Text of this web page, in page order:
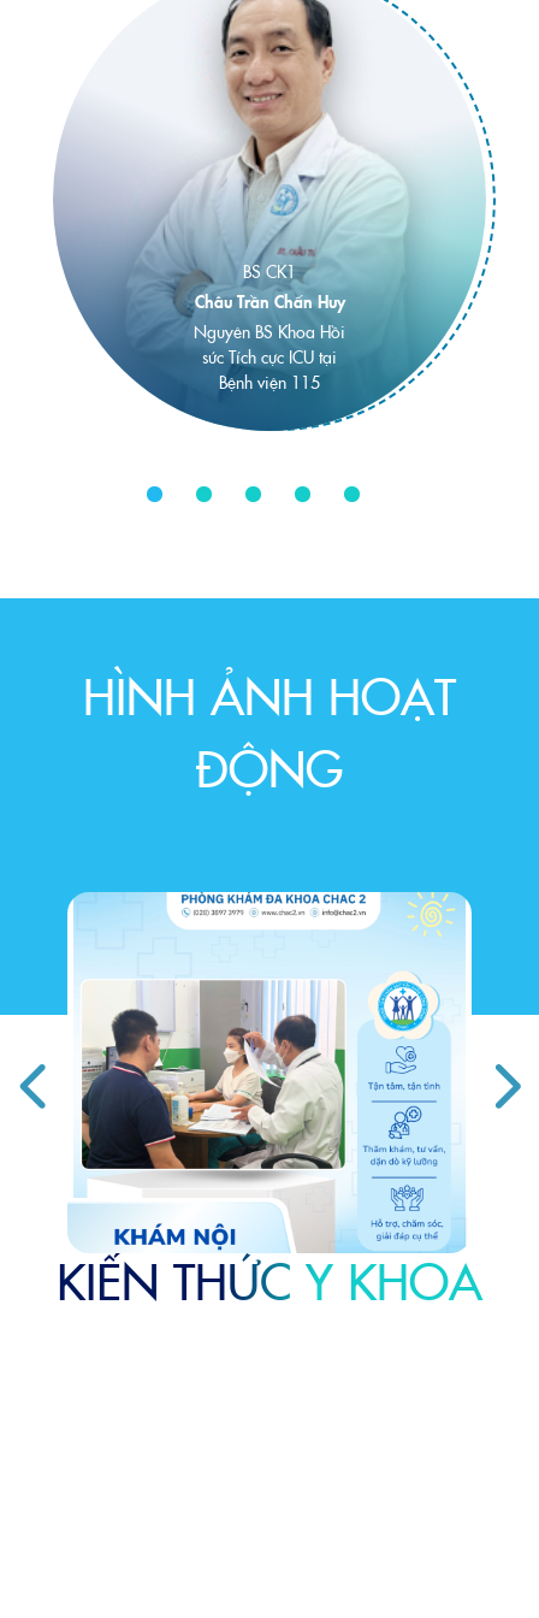
BS CK1
Châu Trần Chấn Huy
Nguyên BS Khoa Hồi
sức Tích cực ICU tại
Bệnh viện 115
HÌNH ẢNH HOẠT
ĐỘNG
KIẾN THỨC Y KHOA